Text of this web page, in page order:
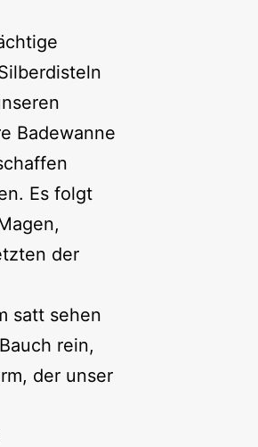
Badewanne
Es folgt
der
satt sehen
rein,
der unser